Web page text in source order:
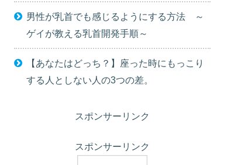
男性が乳首でも感じるようにする方法 ～
ゲイが教える乳首開発手順～
【あなたはどっち？】座った時にもっこり
する人としない人の3つの差。
スポンサーリンク
スポンサーリンク